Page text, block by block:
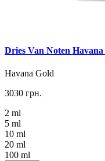
Dries Van Noten
Havana Gold
3030 грн.
2 ml
5 ml
10 ml
20 ml
100 ml